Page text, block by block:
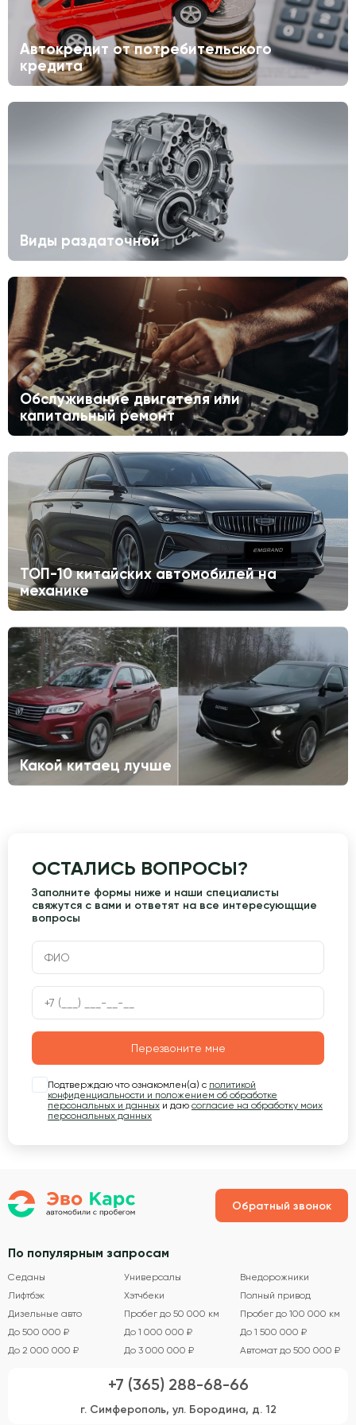
Автокредит от потребительского
кредита
Виды раздаточной
Обслуживание двигателя или
капитальный ремонт
ТОП-10 китайских автомобилей на
механике
Какой китаец лучше
ОСТАЛИСЬ ВОПРОСЫ?
Заполните формы ниже и наши специалисты
свяжутся с вами и ответят на все интересующщие
вопросы
Перезвоните мне
Подтверждаю что ознакомлен(а) с политикой
конфиденциальности и положением об обработке
персональных и данных и даю согласие на обработку моих
персональных данных
Обратный звонок
По популярным запросам
Седаны Универсалы
Внедорожники
Лифтбэк
Хэтчбеки
Полный привод
Дизельные авто
Пробег до 50 000 км
Пробег до 100 000 км
До 500 000 ₽
До 1 000 000 ₽
До 1 500 000 ₽
До 2 000 000 ₽
До 3 000 000 ₽ Автомат до 500 000 ₽
+7 (365) 288-68-66
г. Симферополь, ул. Бородина, д. 12